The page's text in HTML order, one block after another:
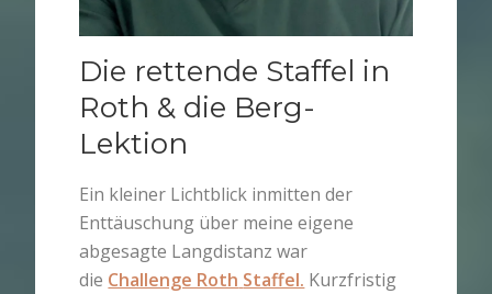
Die rettende Staffel in
Roth & die Berg-
Lektion
Ein kleiner Lichtblick inmitten der
Enttäuschung über meine eigene
abgesagte Langdistanz war
die Challenge Roth Staffel. Kurzfristig